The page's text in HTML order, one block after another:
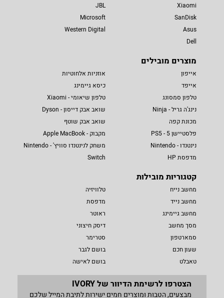
Xiaomi
SanDisk
Asus
Dell
JBL
Microsoft
Western Digital
מוצרים מובילים
אייפון
אייפד
טלפון סמסונג
נינג'ה גריל - Ninja
מכונת קפה
פלסטיישן 5 - PS5
נינטנדו - Nintendo
מדפסת HP
אוזניות אלחוטיות
כיסא גיימינג
טלפון שיאומי - Xiaomi
שואב אבק דייסון - Dyson
שואב אבק שוטף
מקבוק - Apple MacBook
משחק לנינטנדו סוויץ' - Nintendo
Switch
קטגוריות מובילות
מחשב נייח
מחשב נייד
מחשב גיימינג
מסך מחשב
סמארטפון
שעון חכם
טאבלט
טלוויזיה
מדפסת
ראוטר
דיסק חיצוני
סטרימר
בושם לגבר
בושם לאישה
הצטרפו לרשימת הדיוור של IVORY
מבצעים, הטבות ומוצרים חמים ישירות לתיבת המייל שלכם